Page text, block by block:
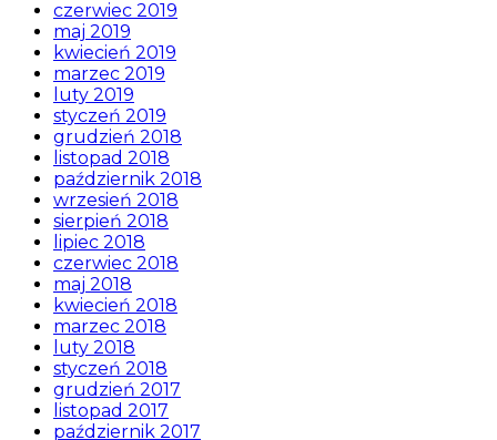
czerwiec 2019
maj 2019
kwiecień 2019
marzec 2019
luty 2019
styczeń 2019
grudzień 2018
listopad 2018
październik 2018
wrzesień 2018
sierpień 2018
lipiec 2018
czerwiec 2018
maj 2018
kwiecień 2018
marzec 2018
luty 2018
styczeń 2018
grudzień 2017
listopad 2017
październik 2017